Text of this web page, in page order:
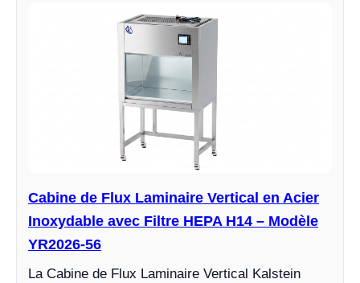
Cabine de Flux Laminaire Vertical en Acier
Inoxydable avec Filtre HEPA H14 – Modèle
YR2026-56
La Cabine de Flux Laminaire Vertical Kalstein